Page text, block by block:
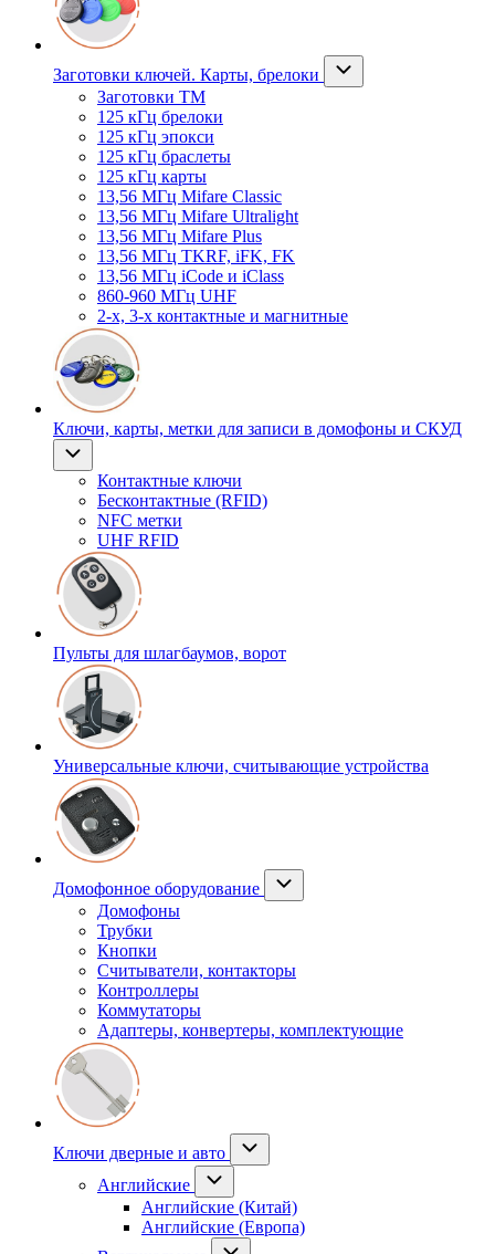
Заготовки ключей. Карты, брелоки
Заготовки ТМ
125 кГц брелоки
125 кГц эпокси
125 кГц браслеты
125 кГц карты
13,56 МГц Mifare Classic
13,56 МГц Mifare Ultralight
13,56 МГц Mifare Plus
13,56 МГц TKRF, iFK, FK
13,56 МГц iCode и iClass
860-960 МГц UHF
2-х, 3-х контактные и магнитные
Ключи, карты, метки для записи в домофоны и СКУД
Контактные ключи
Бесконтактные (RFID)
NFC метки
UHF RFID
Пульты для шлагбаумов, ворот
Универсальные ключи, считывающие устройства
Домофонное оборудование
Домофоны
Трубки
Кнопки
Считыватели, контакторы
Контроллеры
Коммутаторы
Адаптеры, конвертеры, комплектующие
Ключи дверные и авто
Английские
Английские (Китай)
Английские (Европа)